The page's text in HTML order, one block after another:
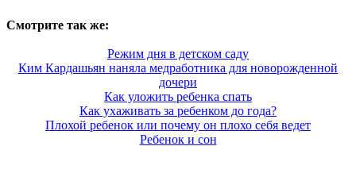
Смотрите так же:
Режим дня в детском саду
Ким Кардашьян наняла медработника для новорожденной
дочери
Как уложить ребенка спать
Как ухаживать за ребенком до года?
Плохой ребенок или почему он плохо себя ведет
Ребенок и сон